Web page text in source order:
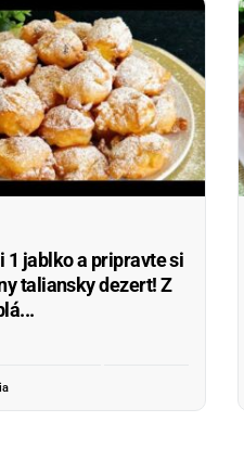
1 jablko a pripravte si
taliansky dezert! Z